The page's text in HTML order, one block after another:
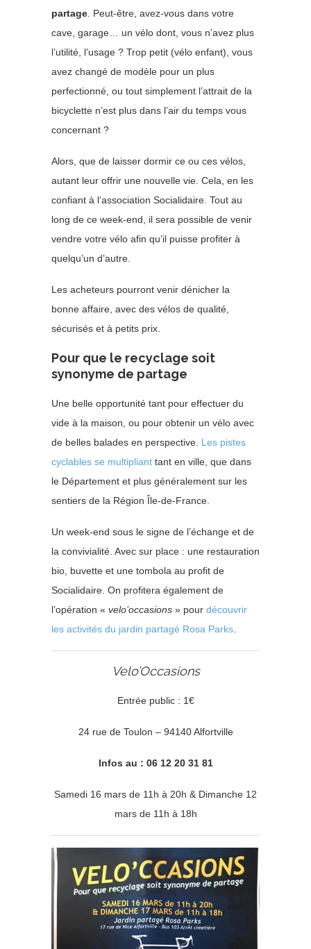
partage . Peut-être, avez-vous dans votre
cave, garage… un vélo dont, vous n’avez plus
l’utilité, l’usage ? Trop petit (vélo enfant), vous
avez changé de modèle pour un plus
perfectionné, ou tout simplement l’attrait de la
bicyclette n’est plus dans l’air du temps vous
concernant ?
Alors, que de laisser dormir ce ou ces vélos,
autant leur offrir une nouvelle vie. Cela, en les
confiant à l’association Socialidaire. Tout au
long de ce week-end, il sera possible de venir
vendre votre vélo afin qu’il puisse profiter à
quelqu’un d’autre.
Les acheteurs pourront venir dénicher la
bonne affaire, avec des vélos de qualité,
sécurisés et à petits prix.
Pour que le recyclage soit
synonyme de partage
Une belle opportunité tant pour effectuer du
vide à la maison, ou pour obtenir un vélo avec
de belles balades en perspective. Les pistes
cyclables se multipliant tant en ville, que dans
le Département et plus généralement sur les
sentiers de la Région Île-de-France.
Un week-end sous le signe de l’échange et de
la convivialité. Avec sur place : une restauration
bio, buvette et une tombola au profit de
Socialidaire. On profitera également de
l’opération « velo’occasions » pour découvrir
les activités du jardin partagé Rosa Parks
Velo’Occasions
Entrée public : 1€
24 rue de Toulon – 94140 Alfortville
Infos au : 06 12 20 31 81
Samedi 16 mars de 11h à 20h & Dimanche 12
mars de 11h à 18h